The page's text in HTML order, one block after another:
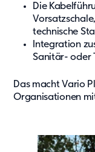
Die
technische
Integration
Sanitär- oder
Das macht Vario
Organisationen